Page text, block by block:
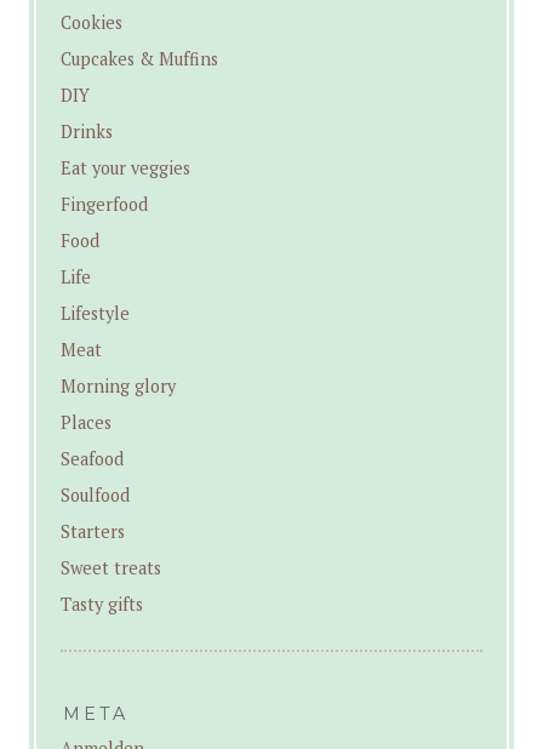
Cookies
Cupcakes & Muffins
DIY
Drinks
Eat your veggies
Fingerfood
Food
Life
Lifestyle
Meat
Morning glory
Places
Seafood
Soulfood
Starters
Sweet treats
Tasty gifts
META